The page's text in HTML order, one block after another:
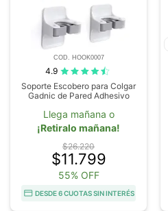
COD. HOOK0007
4.9
Soporte Escobero para Colgar
Gadnic de Pared Adhesivo
Llega mañana o
¡Retiralo mañana!
$26.220
$11.799
55% OFF
DESDE 6 CUOTAS SIN INTERÉS